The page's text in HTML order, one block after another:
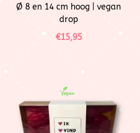
Ø 8 en 14 cm hoog | vegan
drop
€15,95